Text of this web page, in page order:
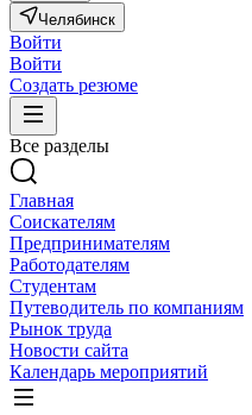
Челябинск
Войти
Войти
Создать резюме
Все разделы
Главная
Соискателям
Предпринимателям
Работодателям
Студентам
Путеводитель по компаниям
Рынок труда
Новости сайта
Календарь мероприятий